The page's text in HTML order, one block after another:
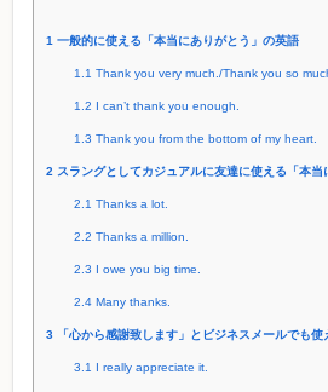
1 一般的に使える「本当にありがとう」の英語
1.1 Thank you very much./Thank you so
1.2 I can’t thank you enough.
1.3 Thank you from the bottom of my heart.
2 スラングとしてカジュアルに友達に使える「本当
2.1 Thanks a lot.
2.2 Thanks a million.
2.3 I owe you big time.
2.4Many thanks.
3 「心から感謝致します」とビジネスメールでも使
3.1 I really appreciate it.